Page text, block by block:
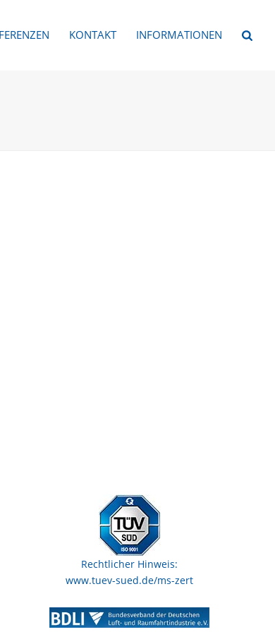
KONTAKT INFORMATIONEN
Rechtlicher Hinweis:
www.tuev-sued.de/ms-zert